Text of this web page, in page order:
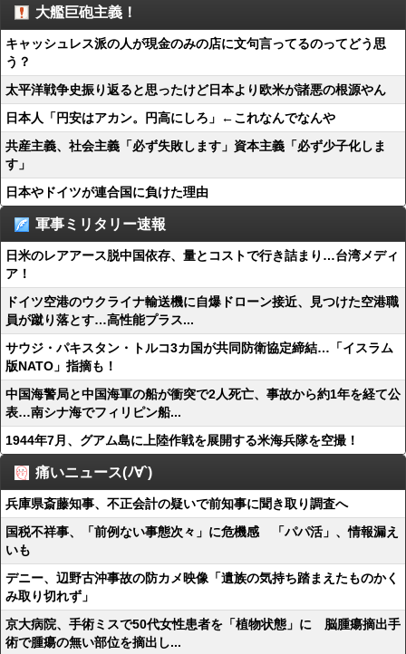
大艦巨砲主義！
キャッシュレス派の人が現金のみの店に文句言ってるのってどう思
う？
太平洋戦争史振り返ると思ったけど日本より欧米が諸悪の根源やん
日本人「円安はアカン。円高にしろ」←これなんでなんや
共産主義、社会主義「必ず失敗します」資本主義「必ず少子化しま
す」
日本やドイツが連合国に負けた理由
軍事ミリタリー速報
日米のレアアース脱中国依存、量とコストで行き詰まり…台湾メディ
ア！
ドイツ空港のウクライナ輸送機に自爆ドローン接近、見つけた空港職
員が蹴り落とす…高性能プラス...
サウジ・パキスタン・トルコ3カ国が共同防衛協定締結…「イスラム
版NATO」指摘も！
中国海警局と中国海軍の船が衝突で2人死亡、事故から約1年を経て公
表…南シナ海でフィリピン船...
1944年7月、グアム島に上陸作戦を展開する米海兵隊を空撮！
痛いニュース(ﾉ∀`)
兵庫県斎藤知事、不正会計の疑いで前知事に聞き取り調査へ
国税不祥事、「前例ない事態次々」に危機感 「パパ活」、情報漏え
いも
デニー、辺野古沖事故の防カメ映像「遺族の気持ち踏まえたものかく
み取り切れず」
京大病院、手術ミスで50代女性患者を「植物状態」に 脳腫瘍摘出手
術で腫瘍の無い部位を摘出し...